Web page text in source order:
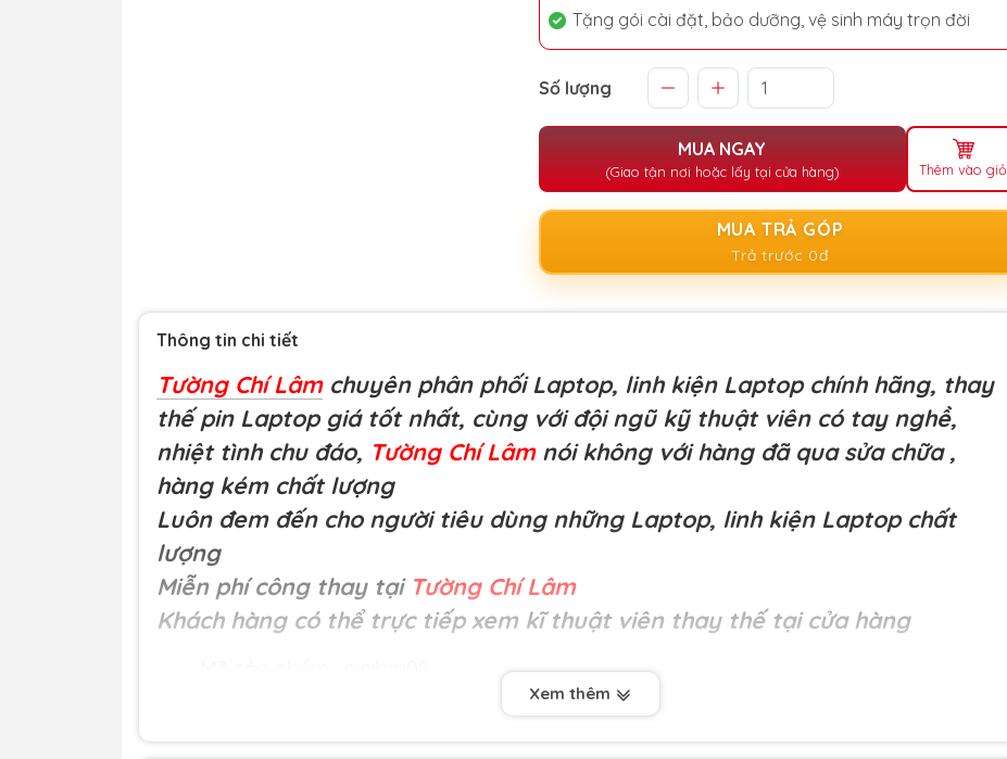
Tặng gói cài đặt, bảo dưỡng, vệ sinh máy trọn đời
Số lượng
MUA NGAY
(Giao tận nơi hoặc lấy tại cửa hàng) Thêm vào giỏ
MUA TRẢ GÓP
Trả trước 0đ
Thông tin chi tiết
Tường Chí Lâm chuyên phân phối Laptop, linh kiện Laptop chính hãng, thay
thế pin Laptop giá tốt nhất, cùng với đội ngũ kỹ thuật viên có tay nghề,
nhiệt tình chu đáo, Tường Chí Lâm nói không với hàng đã qua sửa chữa ,
hàng kém chất lượng
Luôn đem đến cho người tiêu dùng những Laptop, linh kiện Laptop chất
lượng
Miễn phí công thay tại Tường Chí Lâm
Khách hàng có thể trực tiếp xem kĩ thuật viên thay thế tại cửa hàng
Pin laptop chất lượng cao- Pin IBM X200 (8Cell), X201Tablet
Nguồn gốc: Nhập khẩu.
Xem thêm